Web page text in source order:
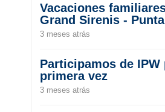
Vacaciones
Grand Sirenis -
3 meses atrás
Participamos de IPW
primera vez
3 meses atrás